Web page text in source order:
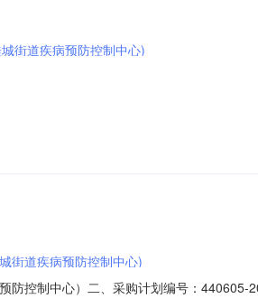
街道疾病预防控制中心)
街道疾病预防控制中心)
控制中心）二、采购计划编号：440605-